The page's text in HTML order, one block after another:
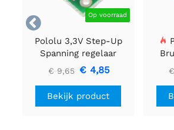
 Op voorraad
Pololu 3,3V Step-Up
Spanning regelaar
U1V10F3
€ 9,65 € 4,85
Bekijk product